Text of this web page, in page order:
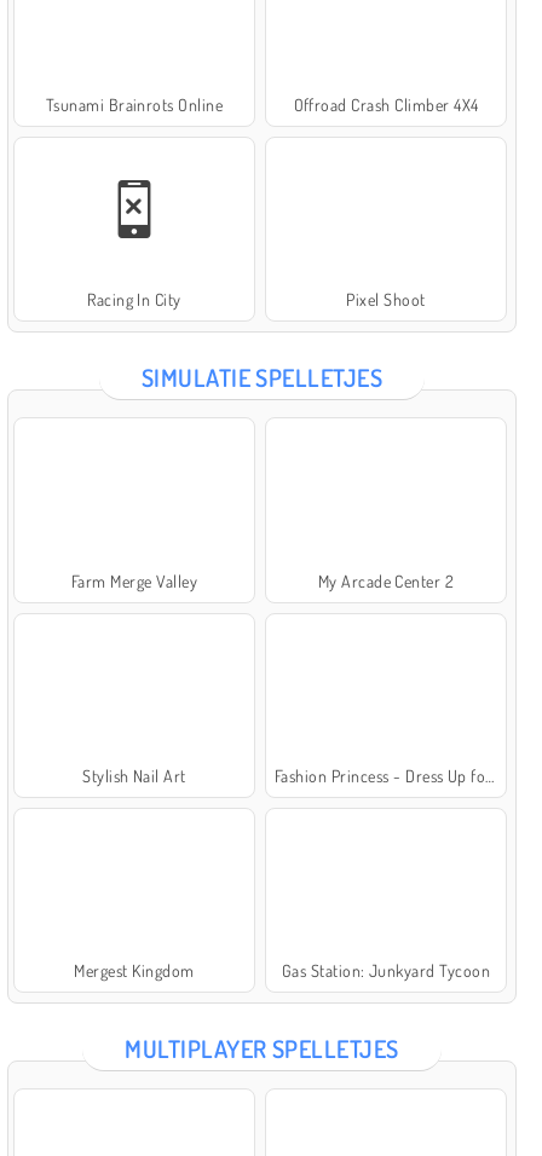
Tsunami Brainrots Online Offroad Crash Climber 4X4
Racing In City Pixel Shoot
SIMULATIE SPELLETJES
Farm Merge Valley My Arcade Center 2
Stylish Nail Art
Mergest Kingdom Gas Station: Junkyard Tycoon
MULTIPLAYER SPELLETJES